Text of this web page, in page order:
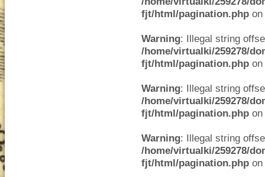
fjt/html/pagination.php
Warning: Illegal string
/home/virtualki/259278/
fjt/html/pagination.php
Warning: Illegal string
/home/virtualki/259278/
fjt/html/pagination.php
Warning: Illegal string
/home/virtualki/259278/
fjt/html/pagination.php